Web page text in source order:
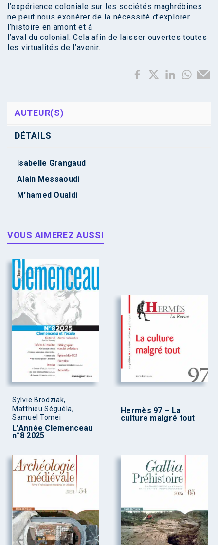
l’expérience coloniale sur les sociétés maghrébines
ne peut nous exonérer de la nécessité d’explorer
l’histoire en amont et à
l’aval du colonial. Cela afin de laisser ouvertes toutes
les virtualités de l’avenir.
AUTEUR(S)
DÉTAILS
Isabelle Grangaud
Alain Messaoudi
M'hamed Oualdi
VOUS AIMEREZ AUSSI
Sylvie Brodziak,
Matthieu Séguéla,
Samuel Tomei
L’Année Clemenceau
n°8 2025
Hermès 97 – La
culture malgré tout